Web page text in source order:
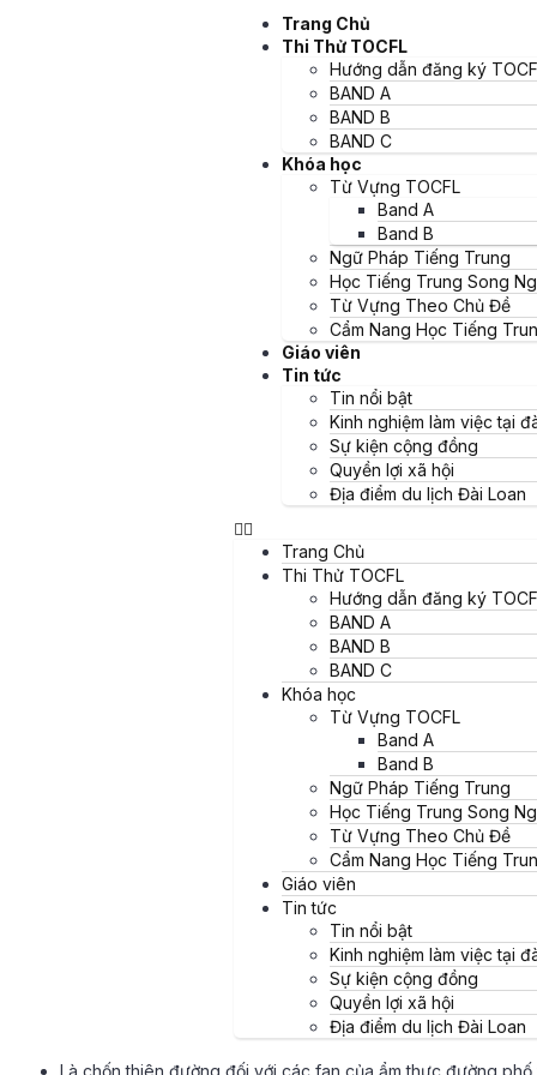
Trang Chủ
Thi Thử TOCFL
Hướng dẫn đăng ký
BAND A
BAND B
BAND C
Khóa học
Từ Vựng TOCFL
Band A
Band B
Ngữ Pháp Tiếng Trung
Học Tiếng Trung Song
Từ Vựng Theo Chủ Đề
Cẩm Nang Học Tiếng
Giáo viên
Tin tức
Tin nổi bật
Kinh nghiệm làm việc tại
Sự kiện cộng đồng
Quyền lợi xã hội
Địa điểm du lịch Đài Loan
Trang Chủ
Thi Thử TOCFL
Hướng dẫn đăng ký
BAND A
BAND B
BAND C
Khóa học
Từ Vựng TOCFL
Band A
Band B
Ngữ Pháp Tiếng Trung
Học Tiếng Trung Song
Từ Vựng Theo Chủ Đề
Cẩm Nang Học Tiếng
Giáo viên
Tin tức
Tin nổi bật
Kinh nghiệm làm việc tại
Sự kiện cộng đồng
Quyền lợi xã hội
Địa điểm du lịch Đài Loan
Địa điểm du lịch
Đài trung là thành phố thuộc khu vực miền Trung Tây Đài Loan.
6. Khu Giải Trí Rừng Quốc Gia Dasyueshan
Đài trung là thành phố thuộc khu vực miền Trung Tây Đài Loan.
Lý do để du lịch tại tại
Là thành phố đông dân thứ 2 ở Đài Loan, chỉ sau Tân Đài Bắc.
Là chốn thiên đường đối với các fan của ẩm thực đường